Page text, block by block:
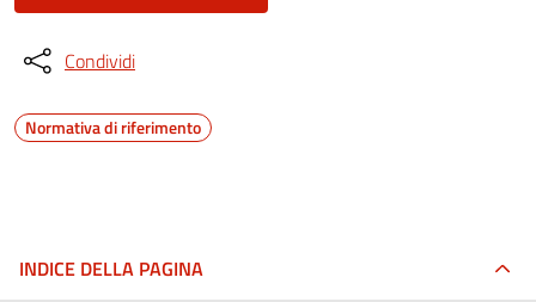
Condividi
Normativa di riferimento
INDICE DELLA PAGINA